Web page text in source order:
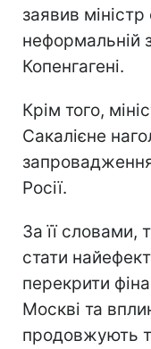
заявив
неформальній
Копенгагені.
Крім того,
Сакалієне
Росії.
За її словами,
стати
перекрити
Москві та
продовжують